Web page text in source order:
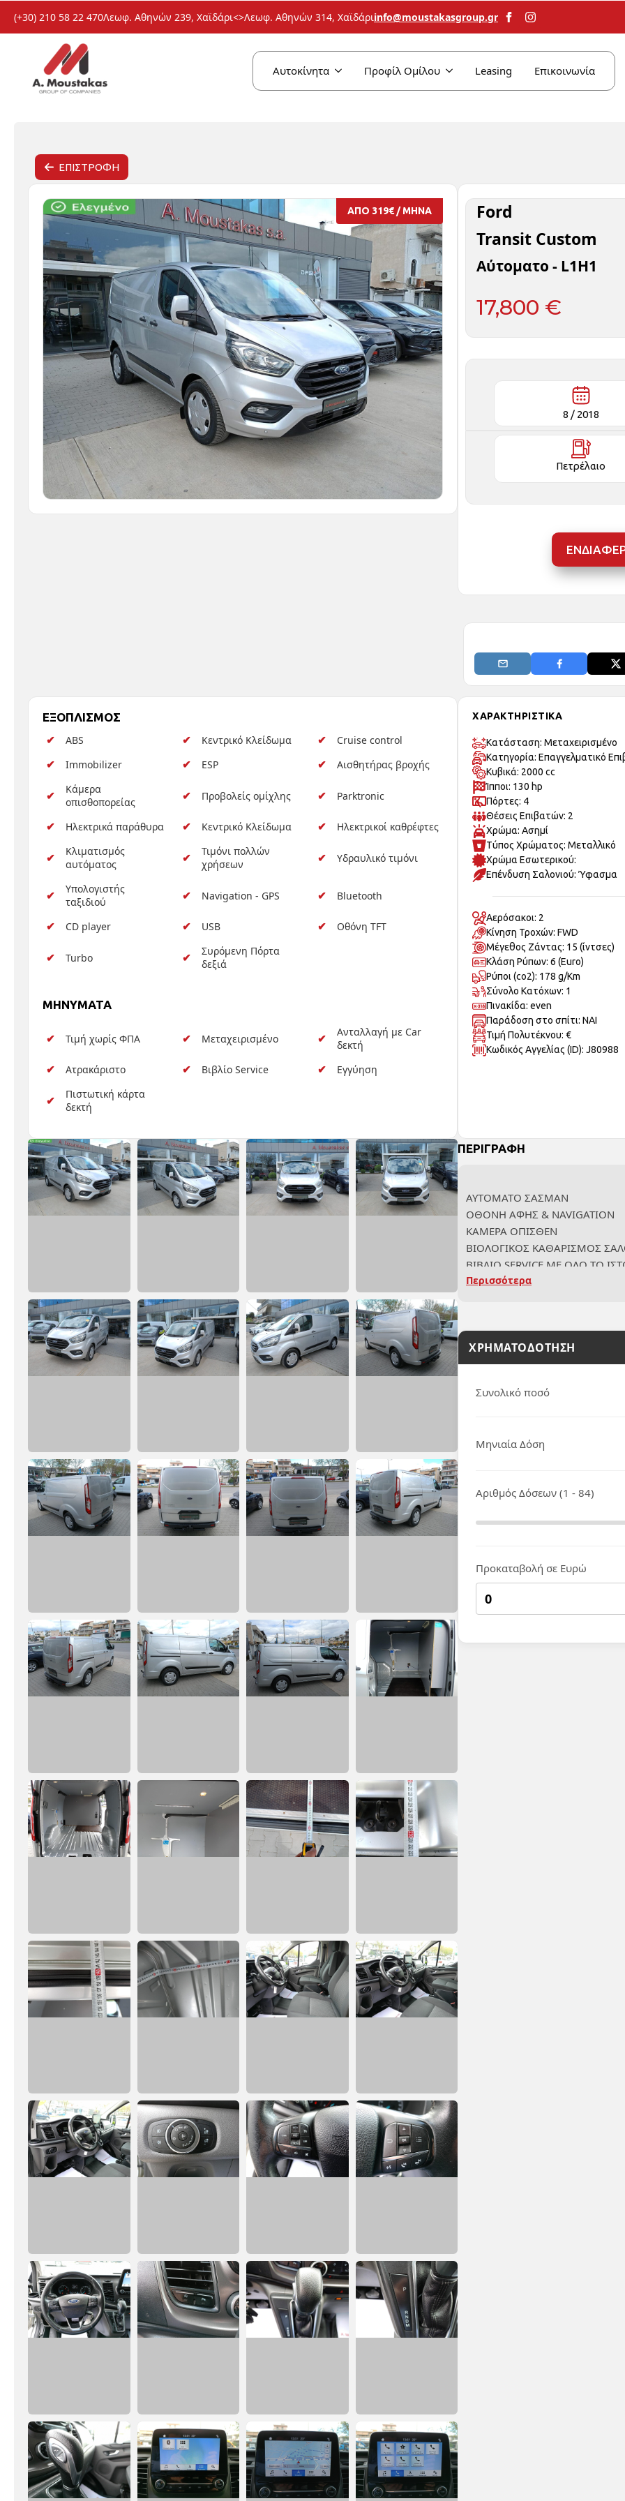
(+30) 210 58 22 470Λεωφ. Αθηνών 239, Χαϊδάρι<>Λεωφ. Αθηνών 314, Χαϊδάριinfo@moustakasgroup.gr
Αυτοκίνητα Προφίλ Ομίλου Leasing Επικοινωνία
ΕΠΙΣΤΡΟΦΗ
ΑΠΟ 319€ / ΜΗΝΑ
Ford
Transit Custom
Αύτοματο - L1H1
17,800 €
8 / 2018
Πετρέλαιο
ΕΞΟΠΛΙΣΜΟΣ
ABS
Κεντρικό Κλείδωμα
Cruise control
Immobilizer
ESP
Αισθητήρας βροχής
Κάμερα
οπισθοπορείας
Προβολείς ομίχλης Parktronic
Ηλεκτρικά παράθυρα Κεντρικό Κλείδωμα
Ηλεκτρικοί καθρέφτες
Κλιματισμός
αυτόματος
Τιμόνι πολλών
χρήσεων
Υδραυλικό τιμόνι
Υπολογιστής
ταξιδιού
Navigation - GPS Bluetooth
CD player USB Οθόνη TFT
Turbo
Συρόμενη Πόρτα
δεξιά
MHNYMATA
Τιμή χωρίς ΦΠΑ Μεταχειρισμένο
Ανταλλαγή με Car
δεκτή
Ατρακάριστο
Βιβλίο Service
Εγγύηση
Πιστωτική κάρτα
δεκτή
ΧΑΡΑΚΤΗΡΙΣΤΙΚΑ
Κατάσταση: Μεταχειρισμένo
Κατηγορία: Επαγγελματικό
Κυβικά: 2000 cc
Ίπποι: 130 hp
Πόρτες: 4
Θέσεις Επιβατών: 2
Χρώμα: Ασημί
Τύπος Χρώματος: Μεταλλικό
Χρώμα Εσωτερικού:
Επένδυση Σαλονιού: Ύφασμα
Αερόσακοι: 2
Κίνηση Τροχών: FWD
Μέγεθος Ζάντας: 15 (ίντσες)
Κλάση Ρύπων: 6 (Euro)
Ρύποι (co2): 178 g/Km
Σύνολο Κατόχων: 1
Πινακίδα: even
Παράδοση στο σπίτι: ΝΑΙ
Τιμή Πολυτέκνου: €
Κωδικός Αγγελίας (ID): J80988
ΠΕΡΙΓΡΑΦΗ
ΑΥΤΟΜΑΤΟ ΣΑΣΜΑΝ
ΟΘΟΝΗ ΑΦΗΣ & NAVIGATION
ΚΑΜΕΡΑ ΟΠΙΣΘΕΝ
ΒΙΟΛΟΓΙΚΟΣ ΚΑΘΑΡΙΣΜΟΣ
ΒΙΒΛΙΟ SERVICE ΜΕ ΟΛΟ ΤΟ
ΓΡΑΠΤΗ ΕΓΓΥΗΣΗ ΕΝΑ ΧΡΟΝΟ
Περισσότερα
ΧΡΗΜΑΤΟΔΟΤΗΣΗ
Συνολικό ποσό
Μηνιαία Δόση
Αριθμός Δόσεων (1 - 84)
Προκαταβολή σε Ευρώ